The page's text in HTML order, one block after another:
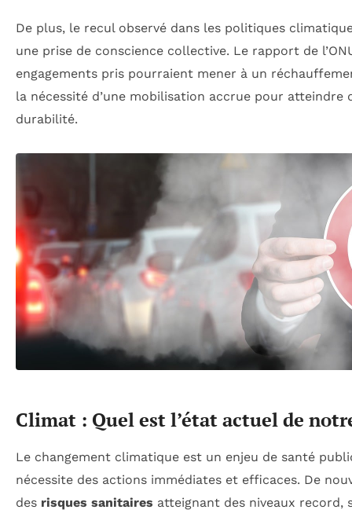
De plus, le recul observé dans les politiques
une prise de conscience collective. Le rapport de
engagements pris pourraient mener à un
la nécessité d’une mobilisation accrue pour atteindre
durabilité.
Climat : Quel est l’état actuel de
Le changement climatique est un enjeu de santé
nécessite des actions immédiates et efficaces. De
des risques sanitaires atteignant des niveaux record,